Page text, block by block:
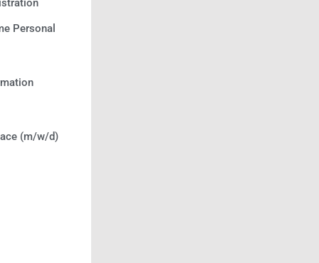
Personal
(m/w/d)